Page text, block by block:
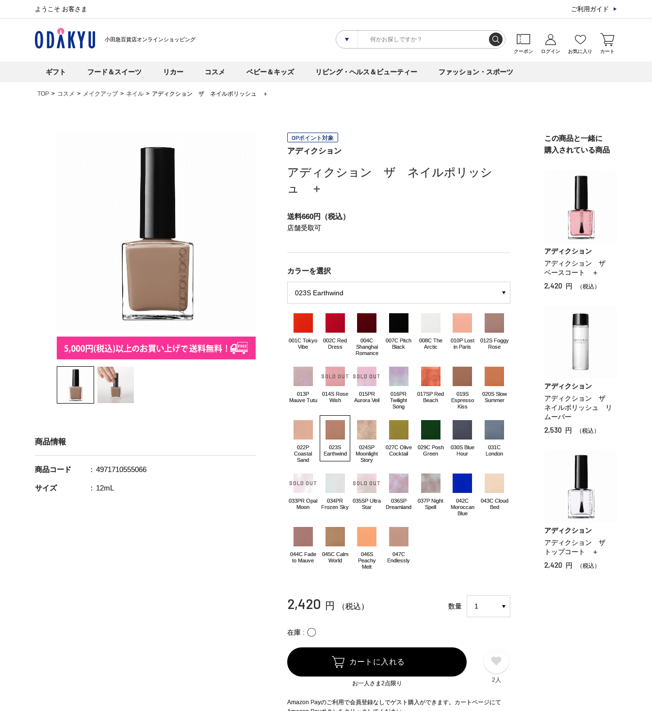
ようこそ お客さま ご利用ガイド
小田急百貨店オンラインショッピング
クーポン ログイン お気に入り カート
ギフト フード＆スイーツ リカー コスメ ベビー＆キッズ リビング・ヘルス＆ビューティー ファッション・スポーツ
TOP コスメ メイクアップ ネイル アディクション ザ ネイルポリッシュ ＋
OPポイント対象
アディクション
アディクション ザ ネイルポリッシ
ュ ＋
送料660円（税込）
店舗受取可
カラーを選択
001C Tokyo
Vibe
002C Red
Dress
004C
Shanghai
Romance
007C Pitch
Black
008C The
Arctic
010P Lost
in Paris
012S Foggy
Rose
013P
Mauve Tutu
014S Rose
Wish
015PR
Aurora Veil
016PR
Twilight
Song
017SP Red
Beach
019S
Espresso
Kiss
020S Slow
Summer
022P
Coastal
Sand
023S
Earthwind
024SP
Moonlight
Story
027C Olive
Cocktail
029C Posh
Green
030S Blue
Hour
031C
London
033PR Opal
Moon
034PR
Frozen Sky
035SP Ultra
Star
036SP
Dreamland
037P Night
Spell
042C
Moroccan
Blue
043C Cloud
Bed
044C Fade
to Mauve
045C Calm
World
046S
Peachy
Melt
047C
Endlessly
2,420 円 （税込） 数量
在庫 〇
カートに入れる
お一人さま2点限り 2人
Amazon Payのご利用で会員登録なしでゲスト購入ができます。カートページにて
商品情報
商品コード 4971710555066
サイズ 12mL
この商品と一緒に
購入されている商品
アディクション
アディクション ザ
ベースコート ＋
2,420 円 （税込）
アディクション
アディクション ザ
ネイルポリッシュ リ
ムーバー
2,530 円 （税込）
アディクション
アディクション ザ
トップコート ＋
2,420 円 （税込）